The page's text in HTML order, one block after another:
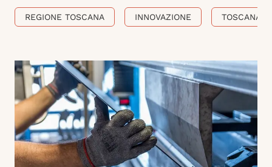
REGIONE TOSCANA INNOVAZIONE TOSCANA